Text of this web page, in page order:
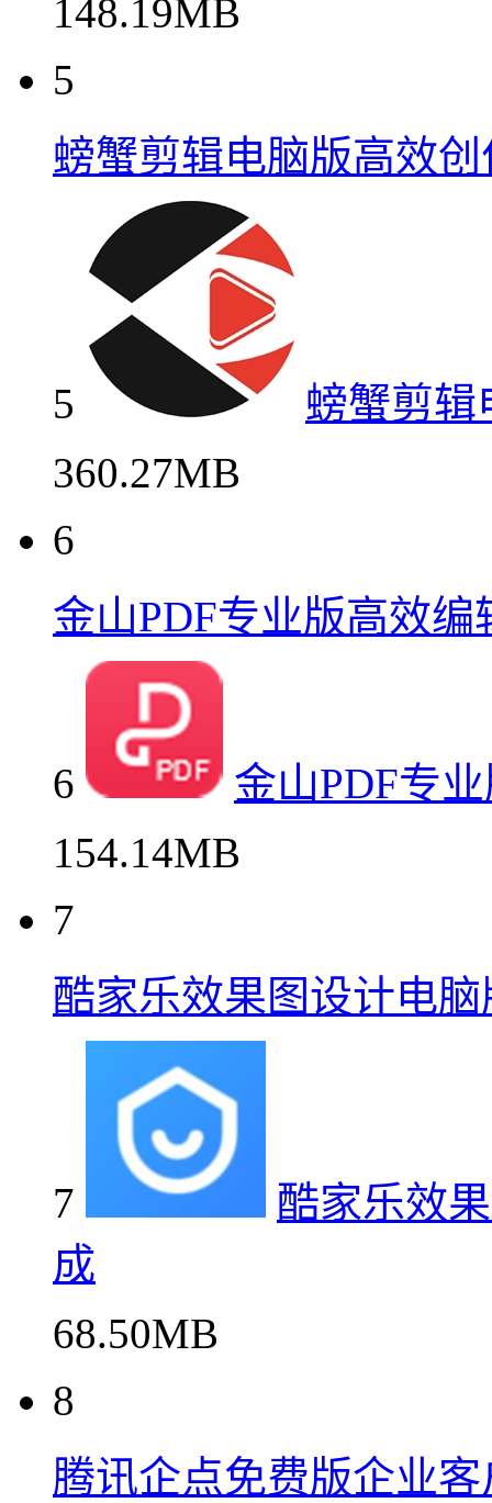
148.19MB
5
螃蟹剪辑电脑版高效
5
螃蟹剪辑
360.27MB
6
金山PDF专业版高效编
6
金山PDF专
154.14MB
7
酷家乐效果图设计电
7
酷家乐效
成
68.50MB
8
腾讯企点免费版企业